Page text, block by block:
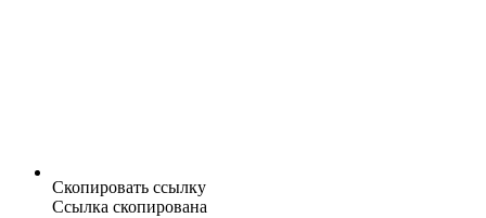
Скопировать ссылку
Ссылка скопирована